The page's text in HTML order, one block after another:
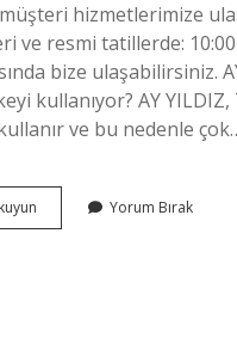
hizmetlerimize
ve resmi tatillerde: 10:00
bize ulaşabilirsiniz.
kullanıyor? AY
ve bu nedenle
Hat
Yorum Bırak